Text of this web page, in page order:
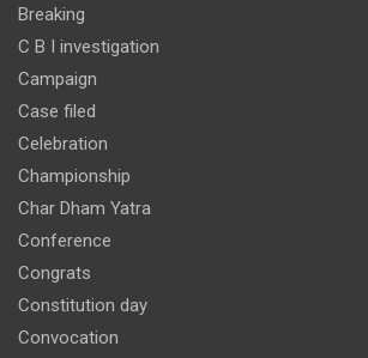
Breaking
C B I investigation
Campaign
Case filed
Celebration
Championship
Char Dham Yatra
Conference
Congrats
Constitution day
Convocation